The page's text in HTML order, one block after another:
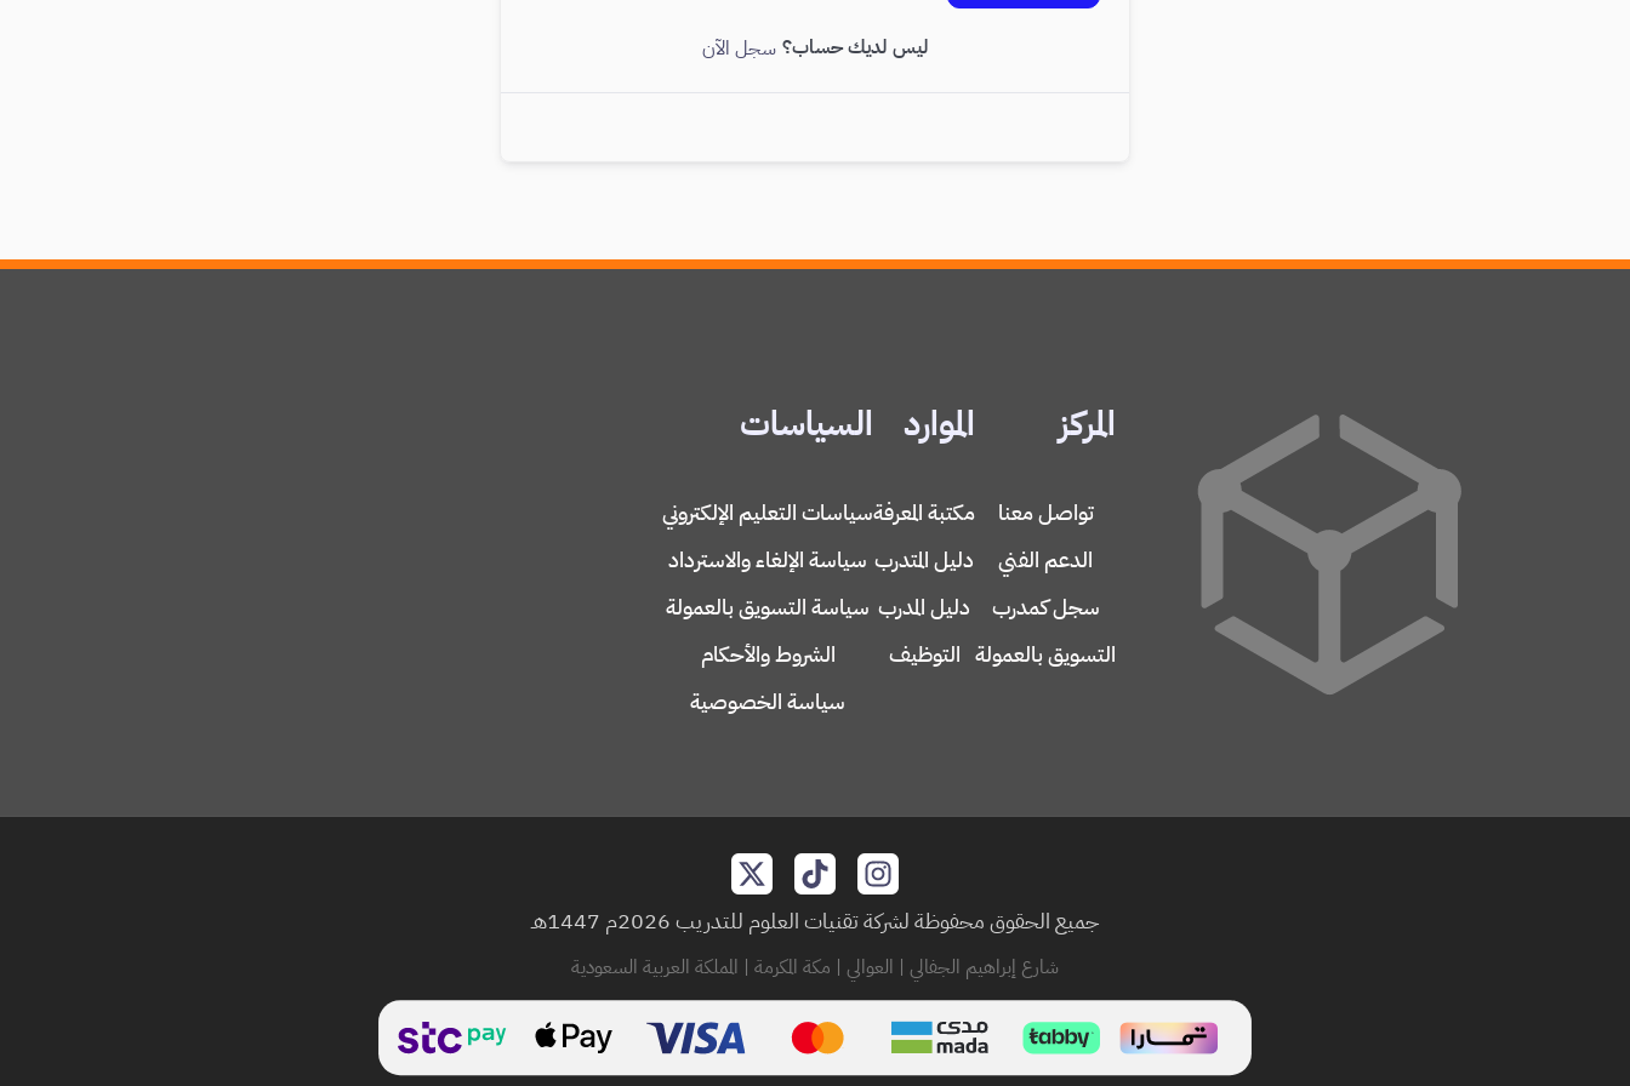
ليس لديك حساب؟ سجل الآن
المركز
تواصل معنا
الدعم الفني
سجل كمدرب
التسويق بالعمولة
الموارد
مكتبة المعرفة
دليل المتدرب
دليل المدرب
التوظيف
السياسات
سياسات التعليم الإلكتروني
سياسة الإلغاء والاسترداد
سياسة التسويق بالعمولة
الشروط والأحكام
سياسة الخصوصية
جميع الحقوق محفوظة لشركة تقنيات العلوم للتدريب 2026م 1447هـ
شارع إبراهيم الجفالي | العوالي | مكة المكرمة | المملكة العربية السعودية